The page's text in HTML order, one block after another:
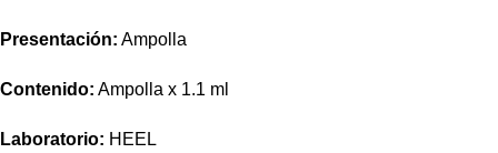
Presentación: Ampolla
Contenido: Ampolla x 1.1 ml
Laboratorio: HEEL